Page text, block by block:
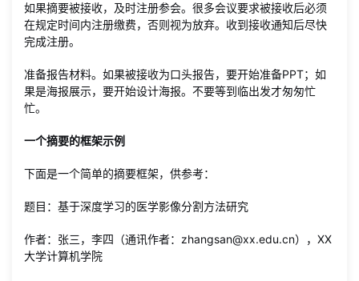
如果摘要被接收，及时注册参会。很多会议要求被接收后必须
在规定时间内注册缴费，否则视为放弃。收到接收通知后尽快
完成注册。
准备报告材料。如果被接收为口头报告，要开始准备PPT；如
果是海报展示，要开始设计海报。不要等到临出发才匆匆忙
忙。
一个摘要的框架示例
下面是一个简单的摘要框架，供参考：
题目：基于深度学习的医学影像分割方法研究
作者：张三，李四（通讯作者：zhangsan@xx.edu.cn），XX
大学计算机学院